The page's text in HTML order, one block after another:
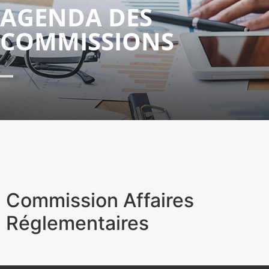
AGENDA DES
COMMISSIONS
Commission Affaires
Réglementaires